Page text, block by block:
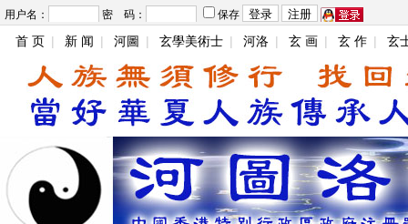
用户名： 密 码： 保存
首 页 | 新 闻 | 河圖 | 玄學美術士 | 河洛 | 玄 画 | 玄 作 | 玄